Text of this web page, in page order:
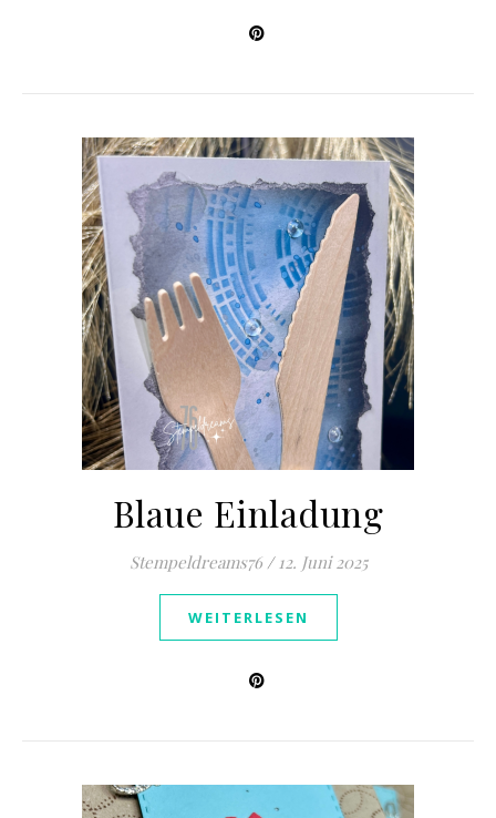
Blaue Einladung
Stempeldreams76 / 12. Juni 2025
WEITERLESEN